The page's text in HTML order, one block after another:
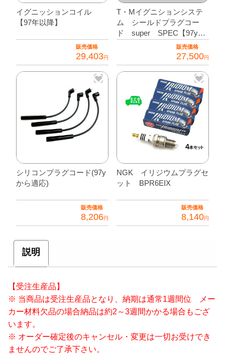
応)
イグニッションコイル
【97年以降】
販売価格
29,403円
T・Mイグニションシステ
ム シールドプラグコー
ド super SPEC【97yか
販売価格
27,500円
シリコンプラグコード(97y
から適応)
販売価格
8,206円
NGK イリジウムプラグセ
ット BPR6EIX
販売価格
8,140円
説明
【受注生産品】
※ 当商品は受注生産品となり、納期は通常1週間位 メー
カー材料欠品の場合納品は約2～3週間かかる場合もござ
います。
※ オーダー確定後のキャンセル・変更は一切お受けでき
ませんのでご了承下さい。